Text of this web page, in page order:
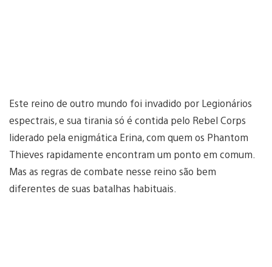
Este reino de outro mundo foi invadido por Legionários
espectrais, e sua tirania só é contida pelo Rebel Corps
liderado pela enigmática Erina, com quem os Phantom
Thieves rapidamente encontram um ponto em comum.
Mas as regras de combate nesse reino são bem
diferentes de suas batalhas habituais.